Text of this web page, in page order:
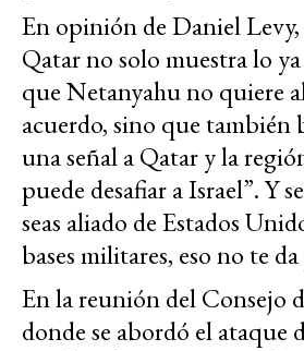
En opinión de Daniel Levy,
Qatar no solo muestra lo
que Netanyahu no quiere
acuerdo, sino que también
una señal a Qatar y la
puede desafiar a Israel”. Y
seas aliado de Estados
bases militares, eso no te
En la reunión del Consejo
donde se abordó el ataque